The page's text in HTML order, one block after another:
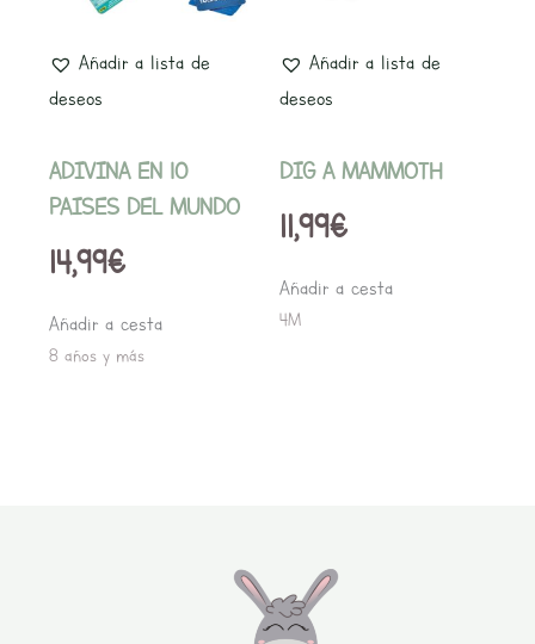
Añadir a lista de
deseos
ADIVINA EN 10
PAISES DEL MUNDO
14,99€
Añadir a cesta
8 años y más
Añadir a lista de
deseos
DIG A MAMMOTH
11,99€
Añadir a cesta
4M